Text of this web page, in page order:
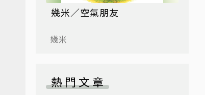
幾米／空氣朋友
幾米
熱門文章